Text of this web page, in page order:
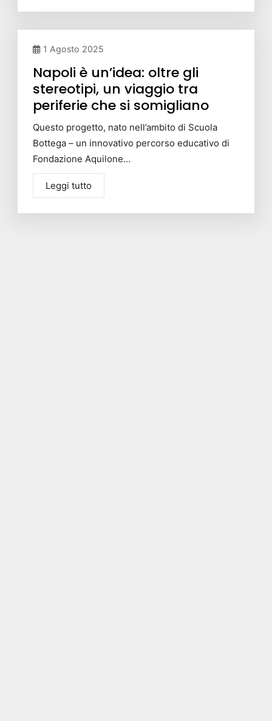
1 Agosto 2025
Napoli è un’idea: oltre gli
stereotipi, un viaggio tra
periferie che si somigliano
Questo progetto, nato nell’ambito di Scuola
Bottega – un innovativo percorso educativo di
Fondazione Aquilone…
Leggi tutto